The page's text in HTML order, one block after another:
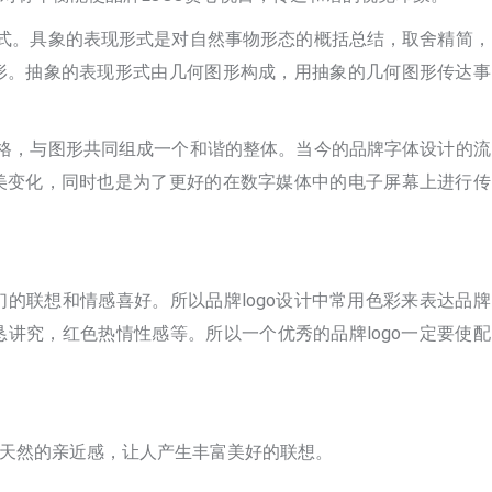
具象的表现形式是对自然事物形态的概括总结，取舍精简，
抽象的表现形式由几何图形构成，用抽象的几何图形传达事
，与图形共同组成一个和谐的整体。当今的品牌字体设计的流
化，同时也是为了更好的在数字媒体中的电子屏幕上进行传
联想和情感喜好。所以品牌logo设计中常用色彩来表达品牌
究，红色热情性感等。所以一个优秀的品牌logo一定要使配
的亲近感，让人产生丰富美好的联想。